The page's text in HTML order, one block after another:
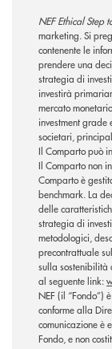
NEF Ethical Step
marketing. Si
contenente le
prendere una
strategia di
investirà
mercato
investment grade
societari,
Il Comparto può
Il Comparto non
Comparto è
benchmark. La
delle
strategia di
metodologici,
precontrattuale
sulla sostenibilità
al seguente link:
NEF (il “Fondo”)
conforme alla
comunicazione è
Fondo, e non